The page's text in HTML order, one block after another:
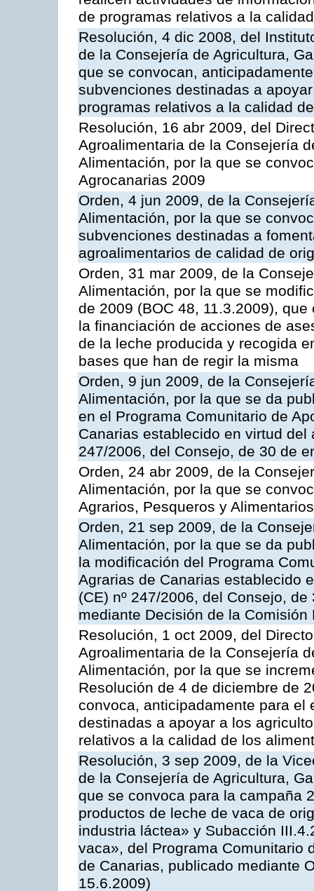
de programas relativos a la
Resolución, 4 dic 2008, del
de la Consejería de Agricultura,
que se convocan,
subvenciones destinadas a
programas relativos a la calidad
Resolución, 16 abr 2009, del
Agroalimentaria de la Consejería
Alimentación, por la que se
Agrocanarias 2009
Orden, 4 jun 2009, de la
Alimentación, por la que se
subvenciones destinadas a
agroalimentarios de calidad de
Orden, 31 mar 2009, de la
Alimentación, por la que se
de 2009 (BOC 48, 11.3.2009),
la financiación de acciones de
de la leche producida y recogida
bases que han de regir la misma
Orden, 9 jun 2009, de la
Alimentación, por la que se da
en el Programa Comunitario de
Canarias establecido en virtud
247/2006, del Consejo, de 30 de
Orden, 24 abr 2009, de la
Alimentación, por la que se
Agrarios, Pesqueros y
Orden, 21 sep 2009, de la
Alimentación, por la que se da
la modificación del Programa
Agrarias de Canarias establecido
(CE) nº 247/2006, del Consejo,
mediante Decisión de la
Resolución, 1 oct 2009, del
Agroalimentaria de la Consejería
Alimentación, por la que se
Resolución de 4 de diciembre de
convoca, anticipadamente para el
destinadas a apoyar a los
relativos a la calidad de los
Resolución, 3 sep 2009, de la
de la Consejería de Agricultura,
que se convoca para la campaña
productos de leche de vaca de
industria láctea» y Subacción
vaca», del Programa Comunitario
de Canarias, publicado mediante
15.6.2009)